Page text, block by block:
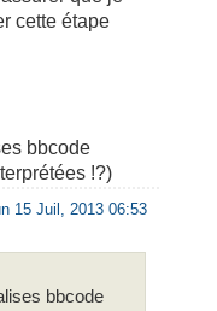
cette étape
bbcode
!?)
15 Juil, 2013 06:53
bbcode